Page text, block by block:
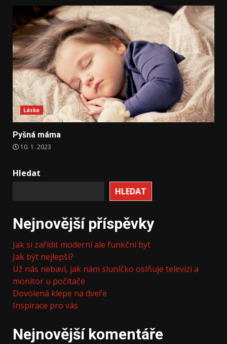
Láska
Pyšná máma
10. 1. 2023
Hledat
HLEDAT
Nejnovější příspěvky
Jak si zařídit moderní ale funkční byt
Jak být nejlepší?
Už nás nebaví, jak nám sluníčko oslňuje televizi a
monitor u počítače
Dovolená klepe na dveře
Inspirace pro vás
Nejnovější komentáře